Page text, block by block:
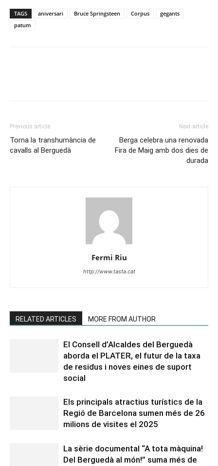
TAGS aniversari Bruce Springsteen Corpus
gegants
patum
Previous article
Torna la transhumància de
cavalls al Berguedà
Next article
Berga celebra una renovada
Fira de Maig amb dos dies de
durada
Fermi Riu
http://www.tasta.cat
RELATED ARTICLES MORE FROM AUTHOR
El Consell d’Alcaldes del Berguedà
aborda el PLATER, el futur de la taxa
de residus i noves eines de suport
social
Els principals atractius turístics de la
Regió de Barcelona sumen més de 26
milions de visites el 2025
La sèrie documental “A tota màquina!
Del Berguedà al món!” suma més de